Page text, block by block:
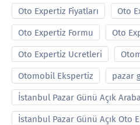
Oto Expertiz Fiyatları Oto
Oto Expertiz Formu Oto
Oto Expertiz Ucretleri
Otomobil Ekspertiz pazar
İstanbul Pazar Günü Açık
İstanbul Pazar Günü Açık Oto